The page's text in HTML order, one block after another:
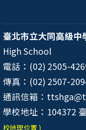
臺北市立大同高級中
High School
電話：(02) 2505-
傳真：(02) 2507-
通訊信箱：
學校地址：104372
校地理位置 )